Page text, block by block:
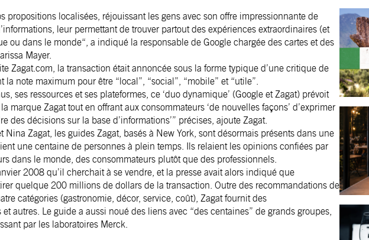
propositions localisées, réjouissant les gens avec son offre impressionnante de
leur permettant de trouver partout des expériences extraordinaires (et
ou dans le monde“, a indiqué la responsable de Google chargée des cartes et des
Mayer.
Zagat.com, la transaction était annoncée sous la forme typique d’une critique de
la note maximum pour être “local”, “social”, “mobile” et “utile”.
ses ressources et ses plateformes, ce ‘duo dynamique’ (Google et Zagat) prévoit
marque Zagat tout en offrant aux consommateurs ‘de nouvelles façons’ d’exprimer
des décisions sur la base d’informations’” précises, ajoute Zagat.
Nina Zagat, les guides Zagat, basés à New York, sont désormais présents dans une
une centaine de personnes à plein temps. Ils relaient les opinions confiées par
dans le monde, des consommateurs plutôt que des professionnels.
2008 qu’il cherchait à se vendre, et la presse avait alors indiqué que
quelque 200 millions de dollars de la transaction. Outre des recommandations de
catégories (gastronomie, décor, service, coût), Zagat fournit des
autres. Le guide a aussi noué des liens avec “des centaines” de grands groupes,
par les laboratoires Merck.